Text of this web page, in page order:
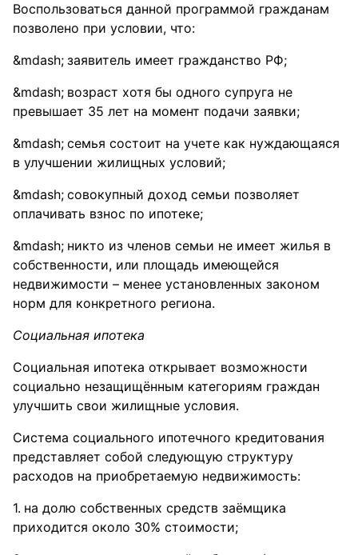
Воспользоваться данной программой гражданам
позволено при условии, что:
заявитель имеет гражданство РФ;
возраст хотя бы одного супруга не
превышает 35 лет на момент подачи заявки;
семья состоит на учете как нуждающаяся
в улучшении жилищных условий;
совокупный доход семьи позволяет
оплачивать взнос по ипотеке;
никто из членов семьи не имеет жилья в
собственности, или площадь имеющейся
недвижимости – менее установленных законом
норм для конкретного региона.
Социальная ипотека
Социальная ипотека открывает возможности
социально незащищённым категориям граждан
улучшить свои жилищные условия.
Система социального ипотечного кредитования
представляет собой следующую структуру
расходов на приобретаемую недвижимость:
на долю собственных средств заёмщика
приходится около 30% стоимости;